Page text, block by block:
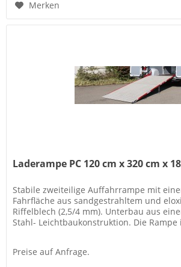
Merken
Laderampe PC 120 cm x 320 cm x
Stabile zweiteilige Auffahrrampe mit
Fahrfläche aus sandgestrahltem und
Riffelblech (2,5/4 mm). Unterbau aus
Stahl- Leichtbaukonstruktion. Die
Preise auf Anfrage.